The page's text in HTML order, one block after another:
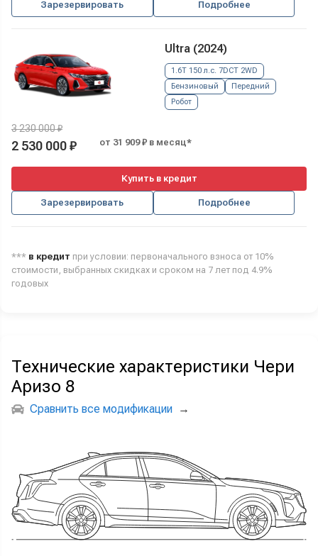
Зарезервировать Подробнее
Ultra (2024)
1.6T 150 л.с. 7DCT 2WD
Бензиновый
Передний
Робот
3 230 000 ₽
2 530 000 ₽ от 31 909 ₽ в месяц*
Купить в кредит
Зарезервировать Подробнее
*** в кредит при условии: первоначального взноса от 10%
стоимости, выбранных скидках и сроком на 7 лет под 4.9%
годовых
Технические характеристики Чери
Аризо 8
Сравнить все модификации →